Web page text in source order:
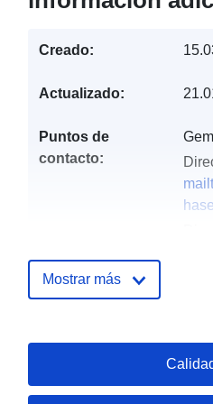
Creado:
Actualizado:
Puntos de
contacto:
Registro del
Mostrar más